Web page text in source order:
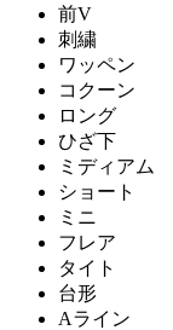
前V
刺繍
ワッペン
コクーン
ロング
ひざ下
ミディアム
ショート
ミニ
フレア
タイト
台形
Aライン